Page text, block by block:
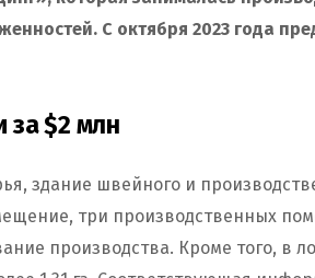
С октября 2023 года
$2 млн
здание швейного и
три производственных
производства. Кроме того, в